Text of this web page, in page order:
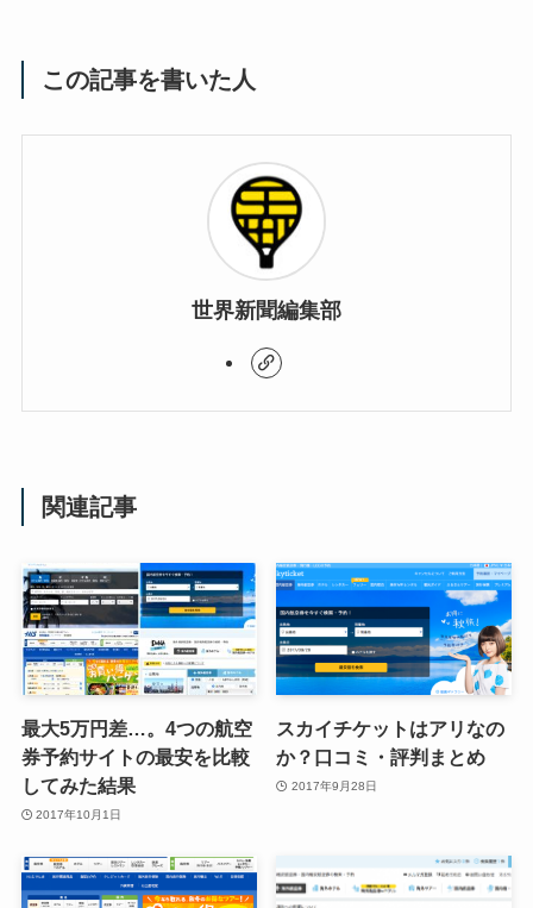
この記事を書いた人
世界新聞編集部
関連記事
最大5万円差…。4つの航空
券予約サイトの最安を比較
してみた結果
2017年10月1日
スカイチケットはアリなの
か？口コミ・評判まとめ
2017年9月28日